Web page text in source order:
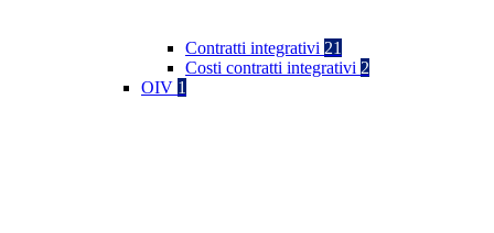
Contratti integrativi 21
Costi contratti integrativi 2
OIV 1